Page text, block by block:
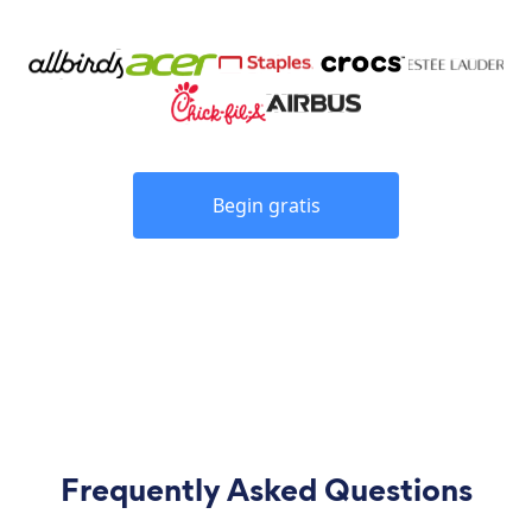
Begin gratis
Frequently Asked Questions